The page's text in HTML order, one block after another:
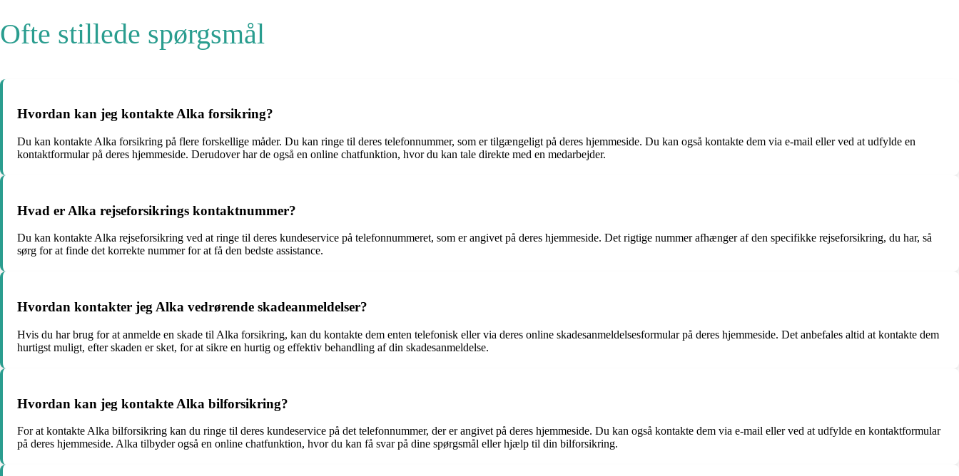
Ofte stillede spørgsmål
Hvordan kan jeg kontakte Alka forsikring?
Du kan kontakte Alka forsikring på flere forskellige måder. Du kan ringe til deres telefonnummer, som er tilgængeligt på deres hjemmeside. Du kan også kontakte dem via e-mail eller ved at udfylde en
kontaktformular på deres hjemmeside. Derudover har de også en online chatfunktion, hvor du kan tale direkte med en medarbejder.
Hvad er Alka rejseforsikrings kontaktnummer?
Du kan kontakte Alka rejseforsikring ved at ringe til deres kundeservice på telefonnummeret, som er angivet på deres hjemmeside. Det rigtige nummer afhænger af den specifikke rejseforsikring, du har, så
sørg for at finde det korrekte nummer for at få den bedste assistance.
Hvordan kontakter jeg Alka vedrørende skadeanmeldelser?
Hvis du har brug for at anmelde en skade til Alka forsikring, kan du kontakte dem enten telefonisk eller via deres online skadesanmeldelsesformular på deres hjemmeside. Det anbefales altid at kontakte dem
hurtigst muligt, efter skaden er sket, for at sikre en hurtig og effektiv behandling af din skadesanmeldelse.
Hvordan kan jeg kontakte Alka bilforsikring?
For at kontakte Alka bilforsikring kan du ringe til deres kundeservice på det telefonnummer, der er angivet på deres hjemmeside. Du kan også kontakte dem via e-mail eller ved at udfylde en kontaktformular
på deres hjemmeside. Alka tilbyder også en online chatfunktion, hvor du kan få svar på dine spørgsmål eller hjælp til din bilforsikring.